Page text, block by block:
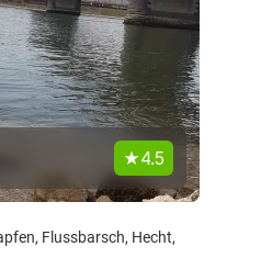
4.5
Flussbarsch, Hecht,